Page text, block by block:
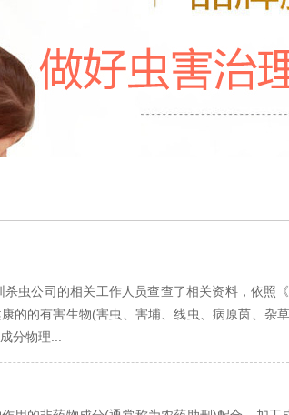
杀虫公司的相关工作人员查查了相关资料，依照
的的有害生物(害虫、害埔、线虫、病原茵、杂
分物理...